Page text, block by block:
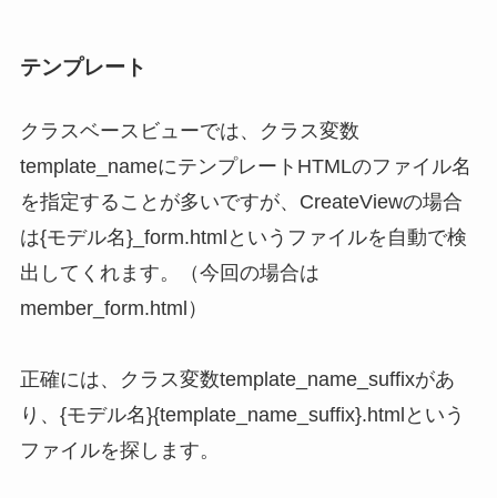
テンプレート
クラスベースビューでは、クラス変数
template_nameにテンプレートHTMLのファイル名
を指定することが多いですが、CreateViewの場合
は{モデル名}_form.htmlというファイルを自動で検
出してくれます。（今回の場合は
member_form.html）
正確には、クラス変数template_name_suffixがあ
り、{モデル名}{template_name_suffix}.htmlという
ファイルを探します。